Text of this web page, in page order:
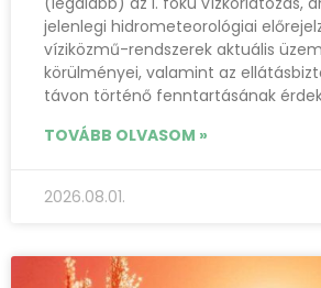
jelenlegi hidrometeorológiai
víziközmű-rendszerek aktuális
körülményei, valamint az
távon történő fenntartásának
TOVÁBB OLVASOM »
2026.08.01.